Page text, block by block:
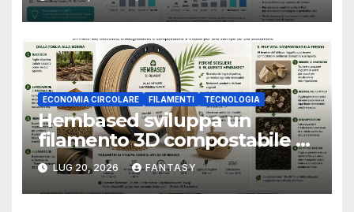
ECONOMIA CIRCOLARE FILAMENTI TECNOLOGIA
Hembased sviluppa un
filamento 3D compostabile a
freddo ricavato dalle foglie di
palma
LUG 20, 2026 FANTASY